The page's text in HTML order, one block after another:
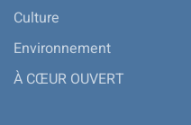
Culture
Environnement
À CŒUR OUVERT